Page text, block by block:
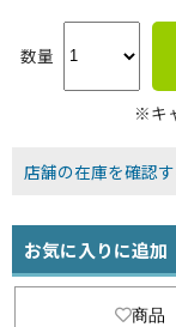
数量
※キ
店舗の在庫を確認
お気に入りに追加
商品